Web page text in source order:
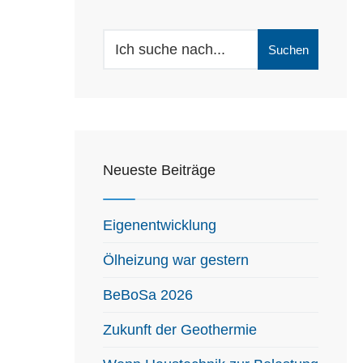
Search
Suchen
Neueste Beiträge
Eigenentwicklung
Ölheizung war gestern
BeBoSa 2026
Zukunft der Geothermie